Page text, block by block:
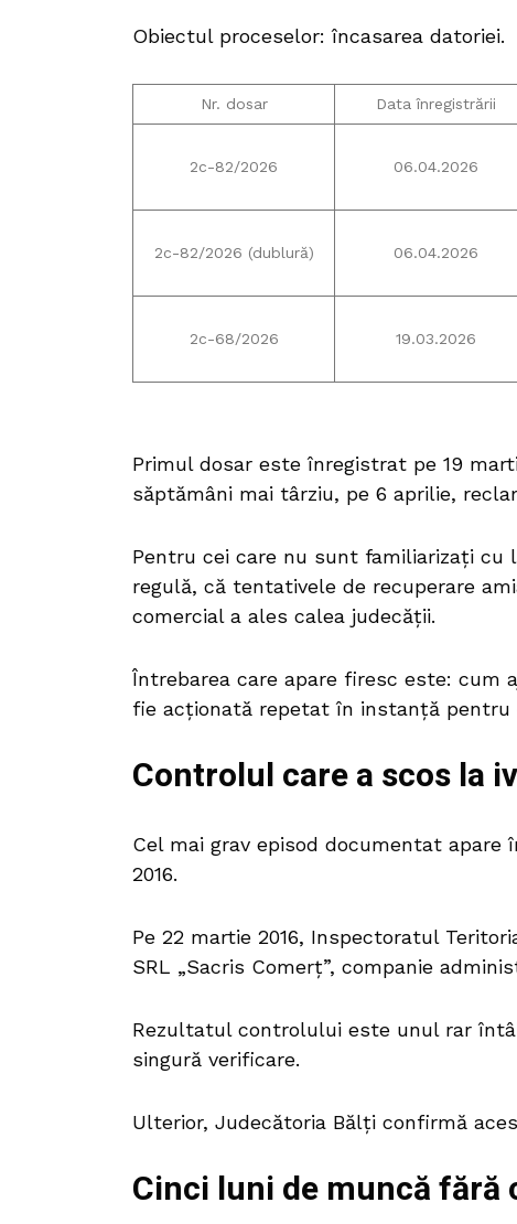
Obiectul proceselor: încasarea datoriei.
Nr. dosar Data înregistrării
2c-82/2026 06.04.2026
2c-82/2026 (dublură) 06.04.2026
2c-68/2026 19.03.2026
Primul dosar este înregistrat pe 19
săptămâni mai târziu, pe 6 aprilie,
Pentru cei care nu sunt familiarizați cu
regulă, că tentativele de recuperare
comercial a ales calea judecății.
Întrebarea care apare firesc este: cum
fie acționată repetat în instanță pentru
Controlul care a scos la
Cel mai grav episod documentat
2016.
Pe 22 martie 2016, Inspectoratul
SRL „Sacris Comerț”, companie
Rezultatul controlului este unul rar
singură verificare.
Ulterior, Judecătoria Bălți confirmă
Cinci luni de muncă